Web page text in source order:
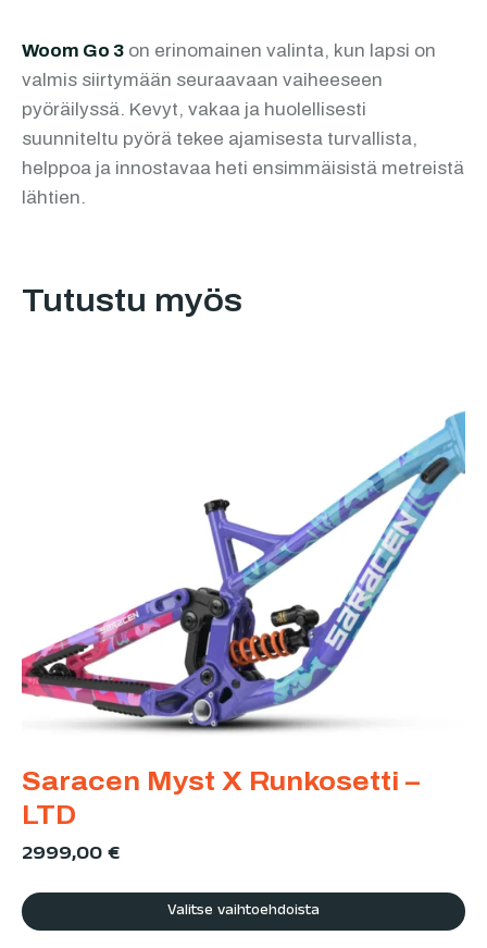
Woom Go 3 on erinomainen valinta, kun lapsi on
valmis siirtymään seuraavaan vaiheeseen
pyöräilyssä. Kevyt, vakaa ja huolellisesti
suunniteltu pyörä tekee ajamisesta turvallista,
helppoa ja innostavaa heti ensimmäisistä metreistä
lähtien.
Tutustu myös
Saracen Myst X Runkosetti –
LTD
2999,00€
Valitse vaihtoehdoista